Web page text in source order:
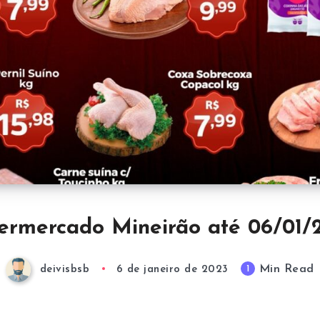
Mineirão até 06/01/
deivisbsb 6 de janeiro de 2023 1 Min Read